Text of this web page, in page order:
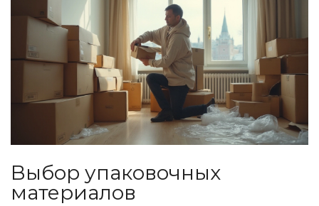
Выбор упаковочных
материалов